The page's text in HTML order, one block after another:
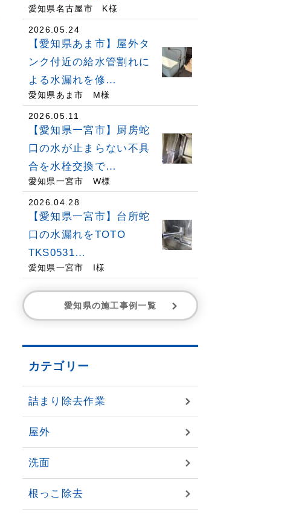
愛知県名古屋市 K様
2026.05.24
【愛知県あま市】屋外タ
ンク付近の給水管割れに
よる水漏れを修…
愛知県あま市 M様
2026.05.11
【愛知県一宮市】厨房蛇
口の水が止まらない不具
合を水栓交換で…
愛知県一宮市 W様
2026.04.28
【愛知県一宮市】台所蛇
口の水漏れをTOTO
TKS0531…
愛知県一宮市 I様
愛知県の施工事例一覧
カテゴリー
詰まり除去作業
屋外
洗面
根っこ除去